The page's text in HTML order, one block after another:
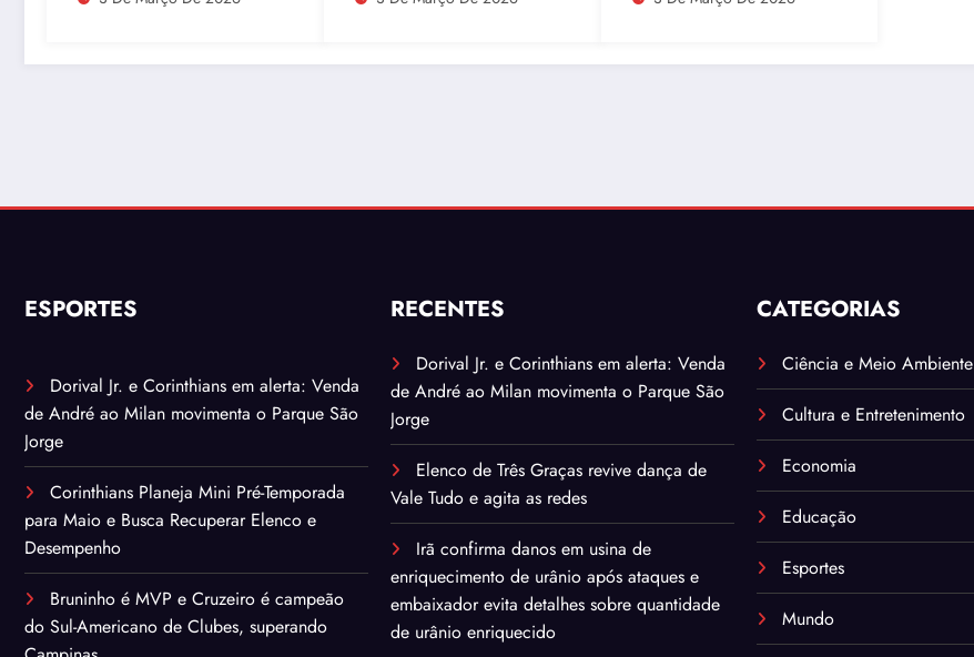
quantidade de urânio
ESPORTES
Dorival Jr. e Corinthians em alerta: Venda
de André ao Milan movimenta o Parque São
Jorge
Corinthians Planeja Mini Pré-Temporada
para Maio e Busca Recuperar Elenco e
Desempenho
Bruninho é MVP e Cruzeiro é campeão
do Sul-Americano de Clubes, superando
RECENTES
Dorival Jr. e Corinthians em alerta: Venda
de André ao Milan movimenta o Parque São
Jorge
Elenco de Três Graças revive dança de
Vale Tudo e agita as redes
Irã confirma danos em usina de
enriquecimento de urânio após ataques e
embaixador evita detalhes sobre quantidade
de urânio enriquecido
CATEGORIAS
Ciência e Meio Ambiente
Cultura e Entretenimento
Economia
Educação
Esportes
Mundo